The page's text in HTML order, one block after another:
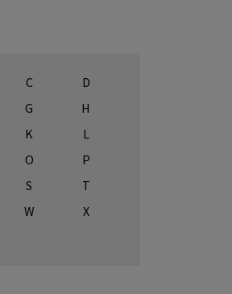
C
D
G
H
K
L
O
P
S
T
W
X